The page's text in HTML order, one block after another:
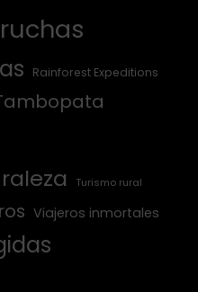
Rainforest Expeditions
Turismo rural
Viajeros inmortales